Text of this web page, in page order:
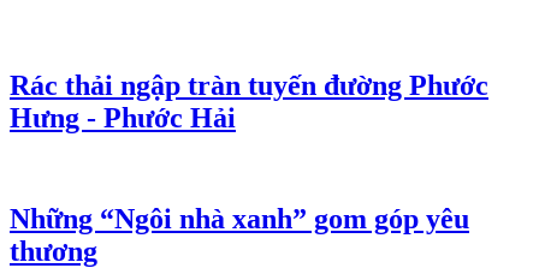
Rác thải ngập tràn tuyến đường Phước
Hưng - Phước Hải
Những “Ngôi nhà xanh” gom góp yêu
thương